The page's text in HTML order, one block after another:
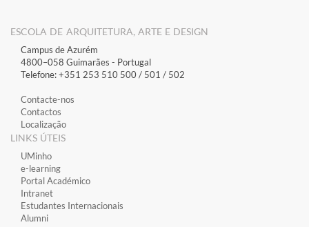
ESCOLA DE ARQUITETURA, ARTE E DESIGN
Campus de Azurém
4800–058 Guimarães​ - Portugal
Telefone: +351 253 510 500 / 501 / 502
Contacte-nos
Contactos
Localização
LINKS ÚTEIS
​UMinho
​e-learning
​Portal Académico
​Intranet
Estudantes Inter​​nacionais
Alumni